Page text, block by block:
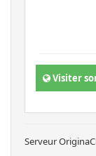
Visiter
Serveur